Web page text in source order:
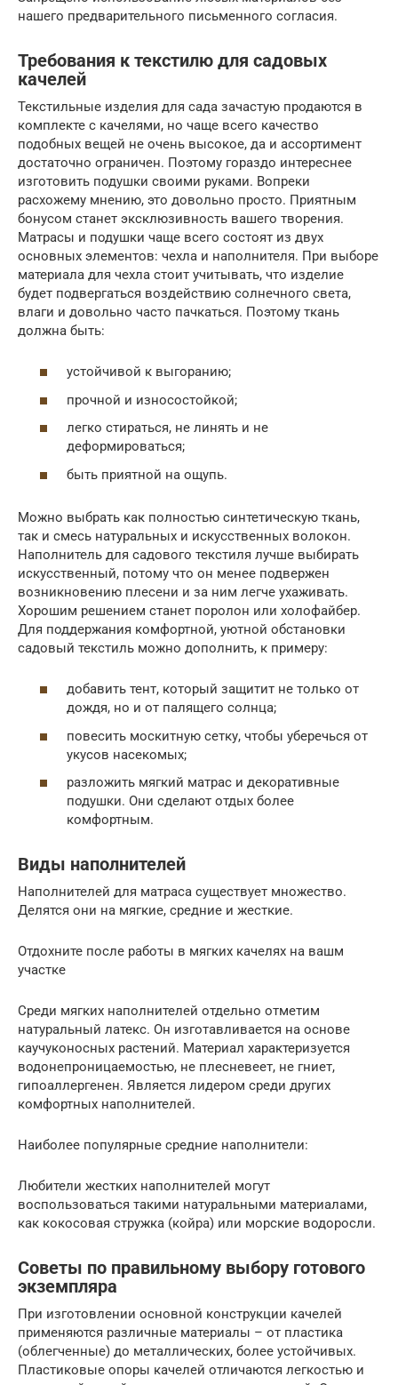
нашего предварительного письменного согласия.
Требования к текстилю для садовых
качелей
Текстильные изделия для сада зачастую продаются в
комплекте с качелями, но чаще всего качество
подобных вещей не очень высокое, да и ассортимент
достаточно ограничен. Поэтому гораздо интереснее
изготовить подушки своими руками. Вопреки
расхожему мнению, это довольно просто. Приятным
бонусом станет эксклюзивность вашего творения.
Матрасы и подушки чаще всего состоят из двух
основных элементов: чехла и наполнителя. При выборе
материала для чехла стоит учитывать, что изделие
будет подвергаться воздействию солнечного света,
влаги и довольно часто пачкаться. Поэтому ткань
должна быть:
устойчивой к выгоранию;
прочной и износостойкой;
легко стираться, не линять и не
деформироваться;
быть приятной на ощупь.
Можно выбрать как полностью синтетическую ткань,
так и смесь натуральных и искусственных волокон.
Наполнитель для садового текстиля лучше выбирать
искусственный, потому что он менее подвержен
возникновению плесени и за ним легче ухаживать.
Хорошим решением станет поролон или холофайбер.
Для поддержания комфортной, уютной обстановки
садовый текстиль можно дополнить, к примеру:
добавить тент, который защитит не только от
дождя, но и от палящего солнца;
повесить москитную сетку, чтобы уберечься от
укусов насекомых;
разложить мягкий матрас и декоративные
подушки. Они сделают отдых более
комфортным.
Виды наполнителей
Наполнителей для матраса существует множество.
Делятся они на мягкие, средние и жесткие.
Отдохните после работы в мягких качелях на вашм
участке
Среди мягких наполнителей отдельно отметим
натуральный латекс. Он изготавливается на основе
каучуконосных растений. Материал характеризуется
водонепроницаемостью, не плесневеет, не гниет,
гипоаллергенен. Является лидером среди других
комфортных наполнителей.
Наиболее популярные средние наполнители:
Любители жестких наполнителей могут
воспользоваться такими натуральными материалами,
как кокосовая стружка (койра) или морские водоросли.
Советы по правильному выбору готового
экземпляра
При изготовлении основной конструкции качелей
применяются различные материалы – от пластика
(облегченные) до металлических, более устойчивых.
Пластиковые опоры качелей отличаются легкостью и